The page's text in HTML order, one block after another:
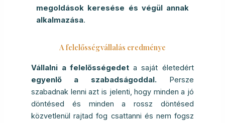
megoldások keresése és végül annak
alkalmazása.
A felelősségvállalás eredménye
Vállalni a felelősségedeta saját életedért
egyenlő a szabadságoddal. Persze
szabadnak lenni azt is jelenti, hogy minden a jó
döntésed és minden a rossz döntésed
közvetlenül rajtad fog csattanni és nem fogsz